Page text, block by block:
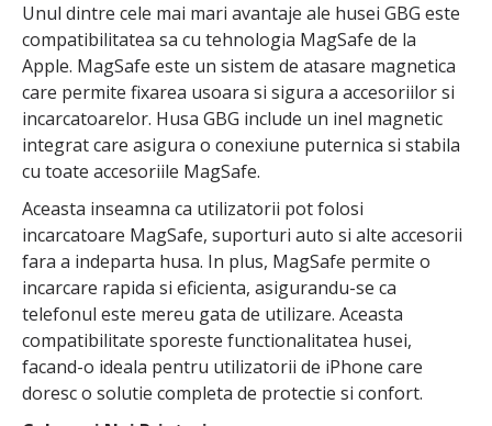
Unul dintre cele mai mari avantaje ale husei GBG este
compatibilitatea sa cu tehnologia MagSafe de la
Apple. MagSafe este un sistem de atasare magnetica
care permite fixarea usoara si sigura a accesoriilor si
incarcatoarelor. Husa GBG include un inel magnetic
integrat care asigura o conexiune puternica si stabila
cu toate accesoriile MagSafe.
Aceasta inseamna ca utilizatorii pot folosi
incarcatoare MagSafe, suporturi auto si alte accesorii
fara a indeparta husa. In plus, MagSafe permite o
incarcare rapida si eficienta, asigurandu-se ca
telefonul este mereu gata de utilizare. Aceasta
compatibilitate sporeste functionalitatea husei,
facand-o ideala pentru utilizatorii de iPhone care
doresc o solutie completa de protectie si confort.